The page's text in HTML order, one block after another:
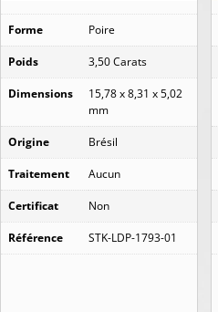
Forme Poire
Poids 3,50 Carats
Dimensions
15,78 x 8,31 x 5,02
mm
Origine Brésil
Traitement Aucun
Certificat Non
Référence STK-LDP-1793-01